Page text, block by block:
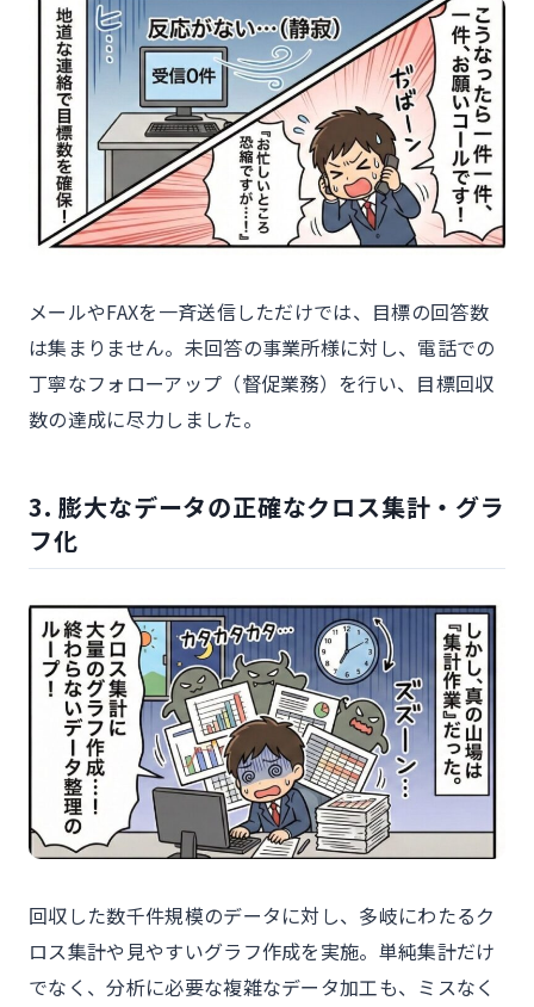
メールやFAXを一斉送信しただけでは、目標の回答数
は集まりません。未回答の事業所様に対し、電話での
丁寧なフォローアップ（督促業務）を行い、目標回収
数の達成に尽力しました。
3. 膨大なデータの正確なクロス集計・グラ
フ化
回収した数千件規模のデータに対し、多岐にわたるク
ロス集計や見やすいグラフ作成を実施。単純集計だけ
でなく、分析に必要な複雑なデータ加工も、ミスなく